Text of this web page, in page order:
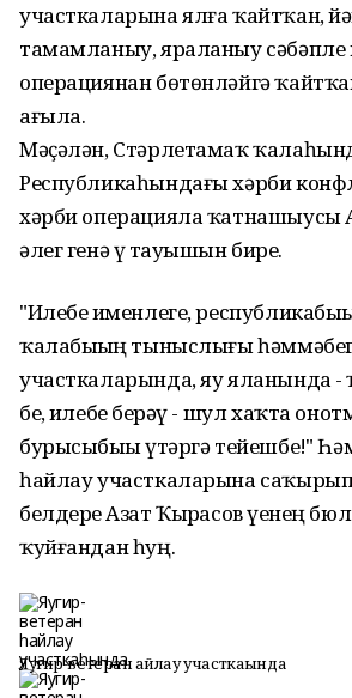
участкаларына ялға ҡайтҡан,
тамамланыу, яраланыу сәбәпле
операциянан бөтөнләйгә
ағыла.
Мәҫәлән, Стәрлетамаҡ
Республикаһындағы хәрби
хәрби операцияла ҡатнашыусы
әлег генә үҙ тауышын бирҙе.
"Илебеҙ именлеге,
ҡалабыҙҙың тыныслығы
участкаларында, яу яланында -
беҙ, илебеҙ берәү - шул хаҡта
бурысыбыҙҙы үтәргә тейешбеҙ!"
һайлау участкаларына
белдерҙе Азат Ҡыҙрасов үҙенең
ҡуйғандан һуң.
Яугир-ветеран һайлау участкаһында